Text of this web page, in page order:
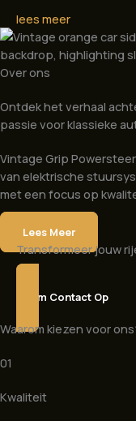
lees meer
Over ons
Ontdek het verhaal
passie voor klassieke
Vintage Grip
van elektrische
met een focus op
Lees Meer
Transformeer jouw
Neem Contact Op
Waarom kiezen voor
01
Kwaliteit